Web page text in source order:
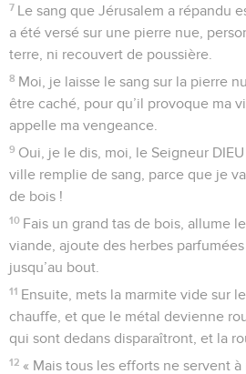
7 Le sang que Jérusalem a répandu
a été versé sur une pierre nue,
terre, ni recouvert de poussière.
8 Moi, je laisse le sang sur la pierre
être caché, pour qu’il provoque ma
appelle ma vengeance.
9 Oui, je le dis, moi, le Seigneur
ville remplie de sang, parce que je
de bois !
10 Fais un grand tas de bois, allume
viande, ajoute des herbes
jusqu’au bout.
11 Ensuite, mets la marmite vide sur
chauffe, et que le métal devienne
qui sont dedans disparaîtront, et la
12 « Mais tous les efforts ne servent